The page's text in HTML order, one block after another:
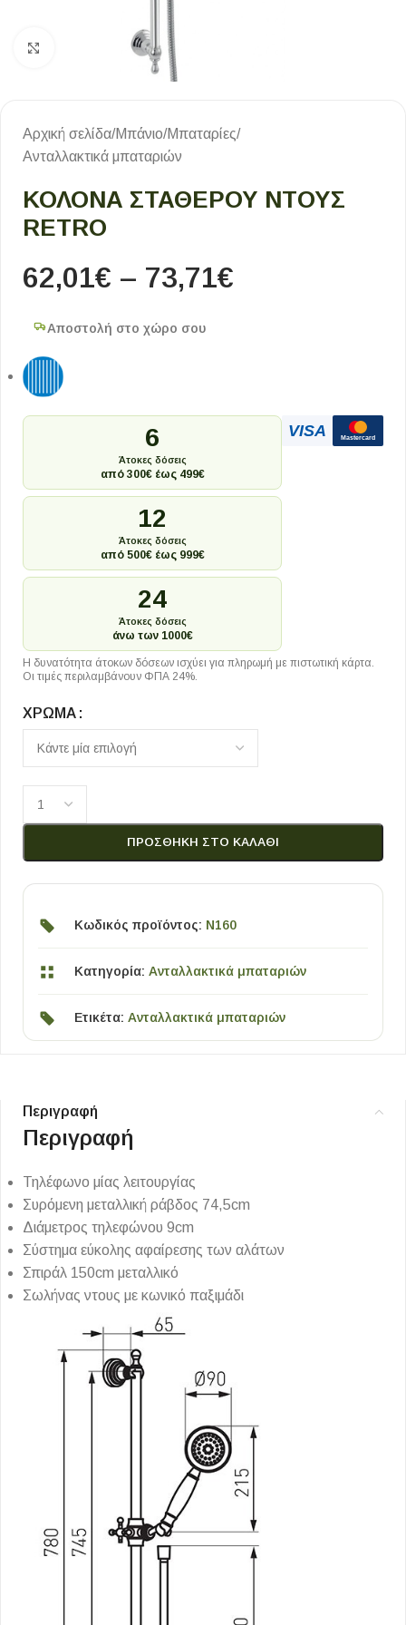
Κλικ για μεγέθυνση
Αρχική σελίδα/Μπάνιο/Μπαταρίες/
Ανταλλακτικά μπαταριών
ΚΟΛΌΝΑ ΣΤΑΘΕΡΟΎ ΝΤΟΥΣ
RETRO
62,01€ – 73,71€
Αποστολή στο χώρο σου
6
Άτοκες δόσεις
από 300€ έως 499€
12
Άτοκες δόσεις
από 500€ έως 999€
24
Άτοκες δόσεις
άνω των 1000€
VISA Mastercard
Η δυνατότητα άτοκων δόσεων ισχύει για πληρωμή με πιστωτική κάρτα.
Οι τιμές περιλαμβάνουν ΦΠΑ 24%.
ΧΡΏΜΑ
ΠΡΟΣΘΉΚΗ ΣΤΟ ΚΑΛΆΘΙ
Κωδικός προϊόντος: N160
Κατηγορία: Ανταλλακτικά μπαταριών
Ετικέτα: Ανταλλακτικά μπαταριών
Περιγραφή
Περιγραφή
Τηλέφωνο μίας λειτουργίας
Συρόμενη μεταλλική ράβδος 74,5cm
Διάμετρος τηλεφώνου 9cm
Σύστημα εύκολης αφαίρεσης των αλάτων
Σπιράλ 150cm μεταλλικό
Σωλήνας ντους με κωνικό παξιμάδι